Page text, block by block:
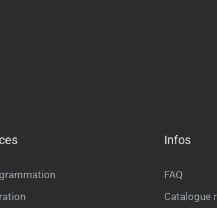
Infos
FAQ
Catalogue